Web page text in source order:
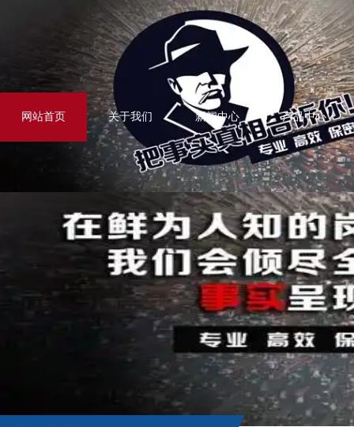
网站首页 关于我们 新闻中心 产品中心